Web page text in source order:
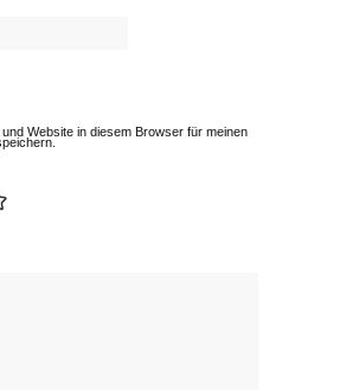
Website in diesem Browser für meinen